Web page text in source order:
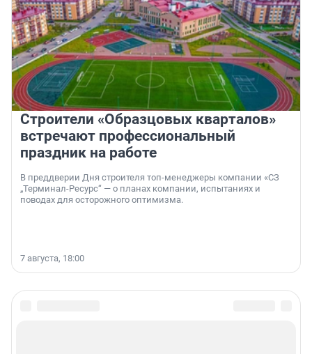
Строители «Образцовых кварталов»
встречают профессиональный
праздник на работе
В преддверии Дня строителя топ-менеджеры компании «СЗ
„Терминал-Ресурс“ — о планах компании, испытаниях и
поводах для осторожного оптимизма.
7 августа, 18:00